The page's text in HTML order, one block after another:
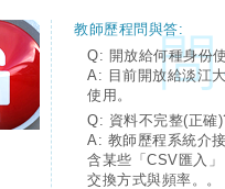
教師歷程問與答:
Q: 開放給何種身份
A: 目前開放給淡江
使用。
Q: 資料不完整(正確
A: 教師歷程系統介
含某些「CSV匯入
交換方式與頻率。。